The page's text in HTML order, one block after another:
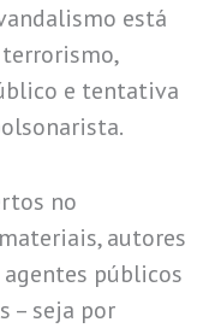
está
e tentativa
no
autores
públicos
– seja por